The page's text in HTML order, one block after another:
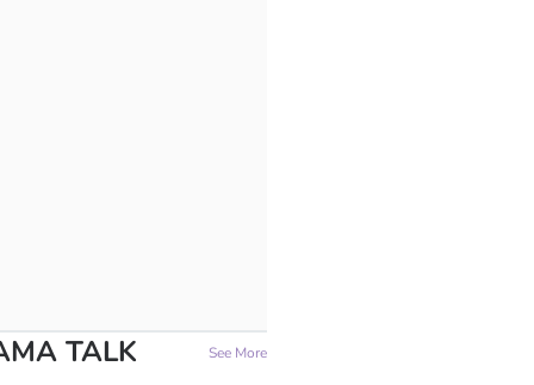
TALK See More